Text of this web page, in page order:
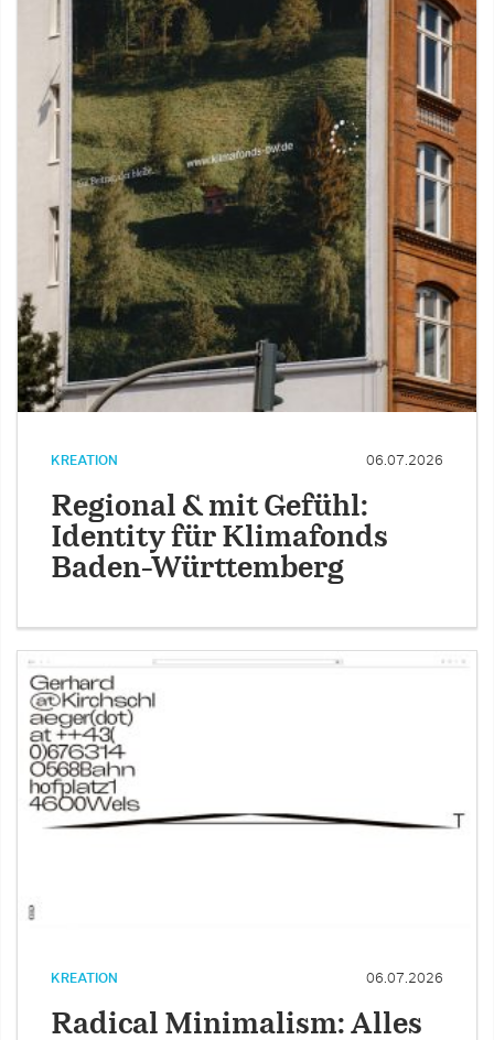
KREATION 06.07.2026
Regional & mit Gefühl:
Identity für Klimafonds
Baden-Württemberg
KREATION 06.07.2026
Radical Minimalism: Alles